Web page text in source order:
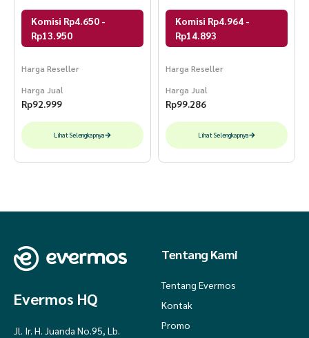
Komisi Rp4.650 -
Rp13.950
Harga Reseller
Harga Jual
Rp92.999
Lihat Selengkapnya
Komisi Rp4.964 -
Rp14.893
Harga Reseller
Harga Jual
Rp99.286
Lihat Selengkapnya
Evermos HQ
Jl. Ir. H. Juanda No.95, Lb.
Tentang Kami
Tentang Evermos
Kontak
Promo